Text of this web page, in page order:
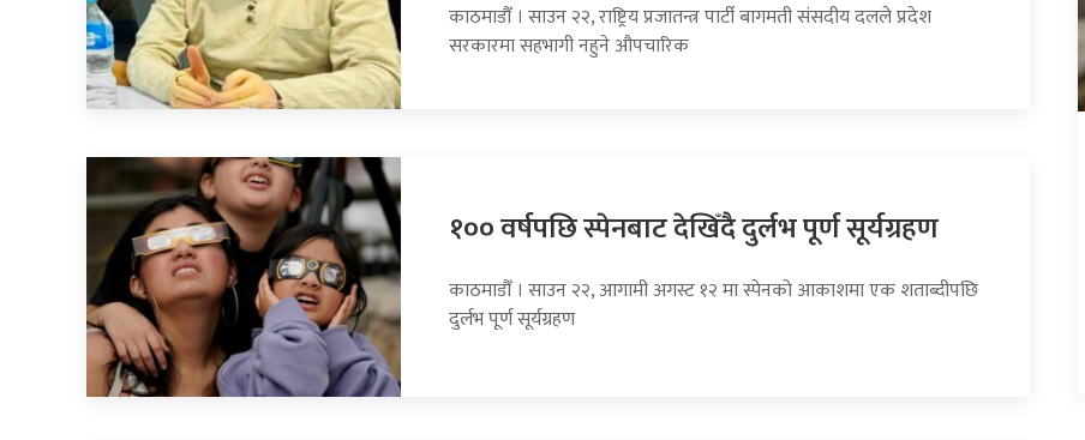
काठमाडौँ । साउन २२, राष्ट्रिय प्रजातन्त्र पार्टी बागमती संसदीय दलले प्रदेश
सरकारमा सहभागी नहुने औपचारिक
१०० वर्षपछि स्पेनबाट देखिँदै दुर्लभ पूर्ण सूर्यग्रहण
काठमाडौँ । साउन २२, आगामी अगस्ट १२ मा स्पेनको आकाशमा एक शताब्दीपछि
दुर्लभ पूर्ण सूर्यग्रहण